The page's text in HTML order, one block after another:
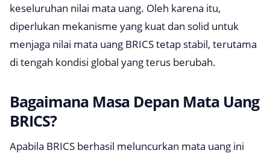
keseluruhan nilai mata uang. Oleh karena itu,
diperlukan mekanisme yang kuat dan solid untuk
menjaga nilai mata uang BRICS tetap stabil, terutama
di tengah kondisi global yang terus berubah.
Bagaimana Masa Depan Mata Uang
BRICS?
Apabila BRICS berhasil meluncurkan mata uang ini